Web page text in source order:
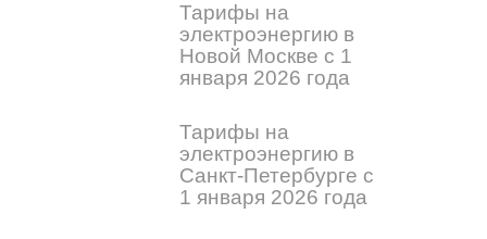
Тарифы на
электроэнергию в
Новой Москве с 1
января 2026 года
Тарифы на
электроэнергию в
Санкт-Петербурге с
1 января 2026 года